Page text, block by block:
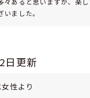
々あると思いますが、楽
いました。
日更新
性より